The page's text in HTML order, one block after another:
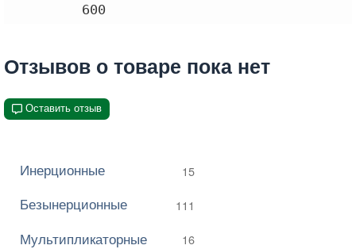
600
Отзывов о товаре пока нет
Оставить отзыв
Инерционные 15
Безынерционные 111
Мультипликаторные 16